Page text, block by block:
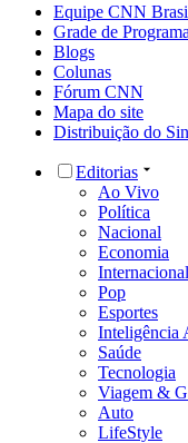
Equipe CNN
Grade de
Blogs
Colunas
Fórum CNN
Mapa do site
Distribuição do
Editorias
Ao Vivo
Política
Nacional
Economia
Internacional
Pop
Esportes
Inteligência
Saúde
Tecnologia
Viagem &
Auto
LifeStyle